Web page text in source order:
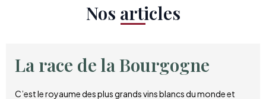
Nos articles​
La race de la Bourgogne
C’est le royaume des plus grands vins blancs du monde et